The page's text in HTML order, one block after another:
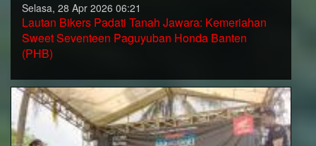
Selasa, 28 Apr 2026 06:21
Lautan Bikers Padati Tanah Jawara: Kemeriahan
Sweet Seventeen Paguyuban Honda Banten
(PHB)